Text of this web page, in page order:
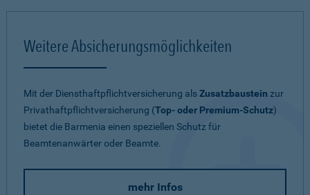
Weitere Absicherungsmöglichkeiten
Mit der Diensthaftpflichtversicherung alsZusatzbaustein zur
Privathaftpflichtversicherung (Top- oder Premium-Schutz)
bietet die Barmenia einen speziellen Schutz für
Beamtenanwärter oder Beamte.
mehr Infos